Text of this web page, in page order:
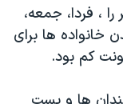
، فردا، جمعه،
خانواده ها برای
کم بود.